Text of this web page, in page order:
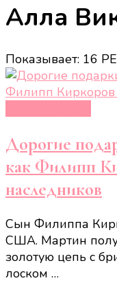
Алла
Показывает: 16
Дорогие
как Филипп
наследников
Сын Филиппа
США. Мартин
золотую цепь с
лоском …